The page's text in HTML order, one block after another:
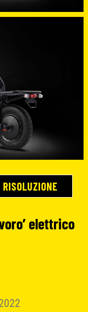
elettrico